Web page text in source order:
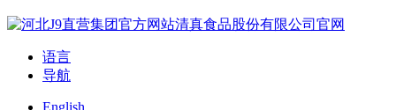
语言
导航
English